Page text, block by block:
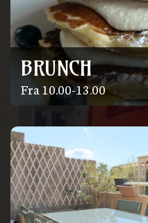
BRUNCH
Fra 10.00-13.00